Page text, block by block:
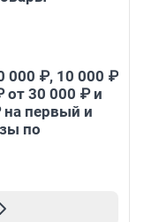
000 ₽, 10 000 ₽
от 30 000 ₽ и
на первый и
по